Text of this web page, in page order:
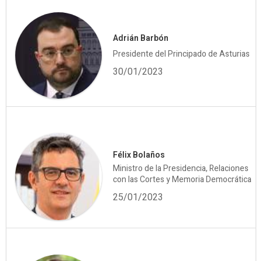
Adrián Barbón
Presidente del Principado de Asturias
30/01/2023
Félix Bolaños
Ministro de la Presidencia, Relaciones
con las Cortes y Memoria Democrática
25/01/2023